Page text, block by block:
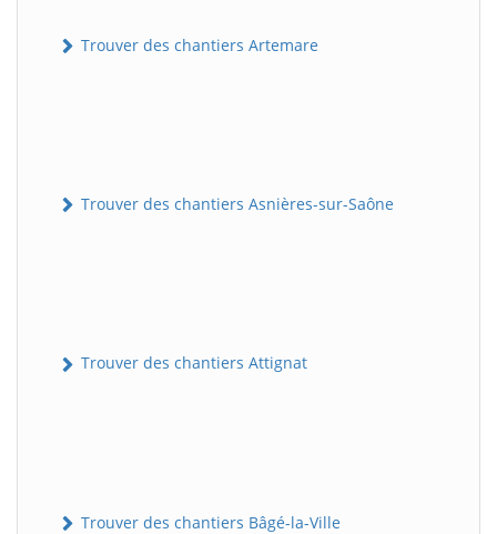
Trouver des chantiers Artemare
Trouver des chantiers Asnières-sur-Saône
Trouver des chantiers Attignat
Trouver des chantiers Bâgé-la-Ville